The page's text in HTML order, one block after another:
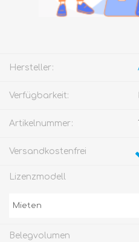
Hersteller:
Verfügbarkeit:
Artikelnummer:
Versandkostenfrei
Lizenzmodell
Belegvolumen